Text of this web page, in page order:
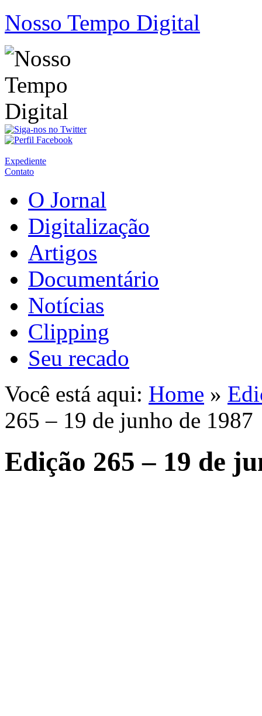
Nosso Tempo Digital
Expediente
Contato
O Jornal
Digitalização
Artigos
Documentário
Notícias
Clipping
Seu recado
Você está aqui: Home »
265 – 19 de junho de 1987
Edição 265 – 19 de